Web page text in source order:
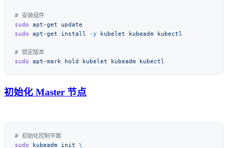
sudo apt-get
sudo apt-get install -y kubelet kubeadm
sudo apt-mark hold kubelet kubeadm
初始化 Master 节点
sudo kubeadm init